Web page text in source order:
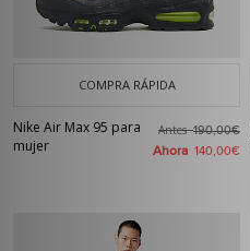
COMPRA RÁPIDA
Nike Air Max 95 para
mujer
Antes190,00€
Ahora 140,00€